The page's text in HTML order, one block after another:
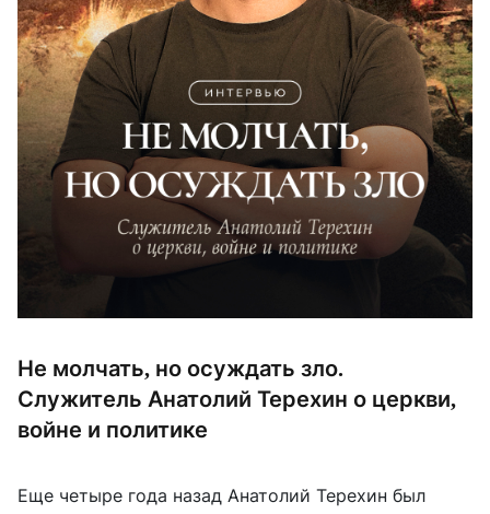
Не молчать, но осуждать зло.
Служитель Анатолий Терехин о церкви,
войне и политике
Еще четыре года назад Анатолий Терехин был